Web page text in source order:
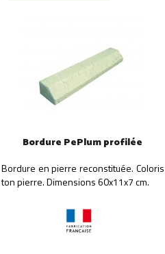
Bordure PePlum profilée
Bordure en pierre reconstituée. Coloris
ton pierre. Dimensions 60x11x7 cm.